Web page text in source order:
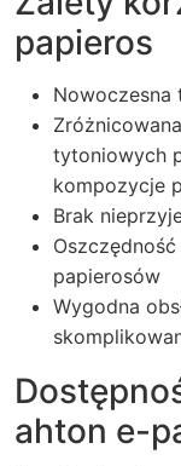
papieros
Nowoczesna
tytoniowych
kompozycje
Brak
papierosów
Wygodna
ahton e-